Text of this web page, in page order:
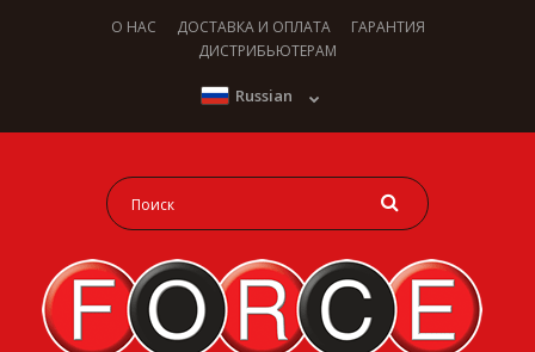
О НАС ДОСТАВКА И ОПЛАТА
ГАРАНТИЯ
ДИСТРИБЬЮТЕРАМ
Russian